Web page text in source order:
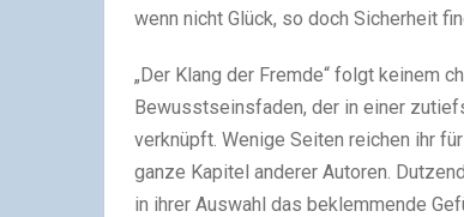
wenn nicht Glück, so doch Sicherheit
„Der Klang der Fremde“ folgt keinem
Bewusstseinsfaden, der in einer
verknüpft. Wenige Seiten reichen ihr
ganze Kapitel anderer Autoren.
in ihrer Auswahl das beklemmende